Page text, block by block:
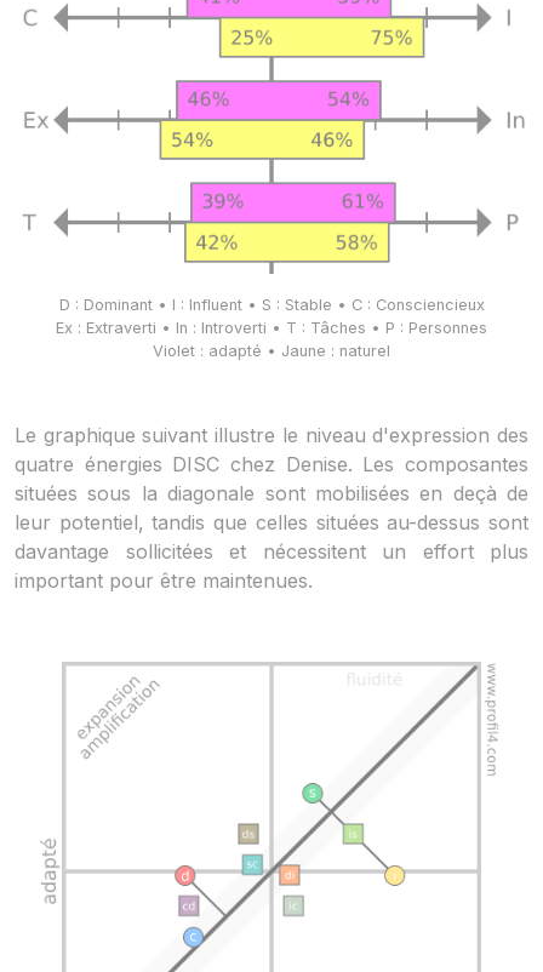
D : Dominant • I : Influent • S : Stable • C : Consciencieux
Ex : Extraverti • In : Introverti • T : Tâches • P : Personnes
Violet : adapté • Jaune : naturel
Le graphique suivant illustre le niveau d'expression des
quatre énergies DISC chez Denise. Les composantes
situées sous la diagonale sont mobilisées en deçà de
leur potentiel, tandis que celles situées au-dessus sont
davantage sollicitées et nécessitent un effort plus
important pour être maintenues.